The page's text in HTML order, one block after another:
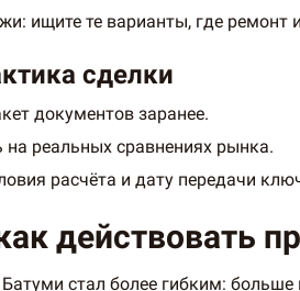
ищите те варианты, где ремонт
сделки
документов заранее.
на реальных сравнениях рынка.
расчёта и дату передачи
действовать
стал более гибким: